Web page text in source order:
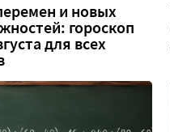
и новых
гороскоп
для всех